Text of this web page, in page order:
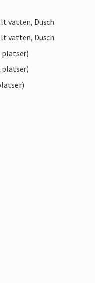
vatten, Dusch
vatten, Dusch
platser)
platser)